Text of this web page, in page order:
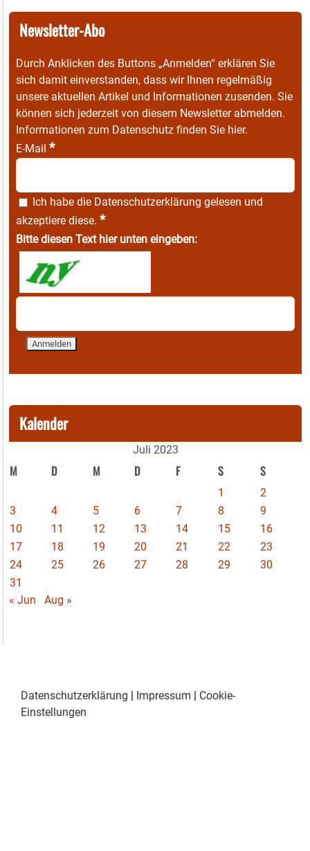
Newsletter-Abo
Durch Anklicken des Buttons „Anmelden“ erklären Sie
sich damit einverstanden, dass wir Ihnen regelmäßig
unsere aktuellen Artikel und Informationen zusenden. Sie
können sich jederzeit von diesem Newsletter abmelden.
Informationen zum Datenschutz finden Sie hier.
E-Mail *
Ich habe die Datenschutzerklärung gelesen und
akzeptiere diese. *
Bitte diesen Text hier unten eingeben:
Kalender
Juli 2023
M D M D F S S
1
2
3
4 5 6 7 8
9
10
11 12 13 14 15
16
17
18 19 20 21 22
23
24
25 26 27 28 29
30
31
« Jun
Aug »
Datenschutzerklärung | Impressum | Cookie-
Einstellungen